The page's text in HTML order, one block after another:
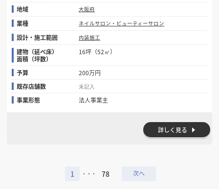
地域
大阪府
業種 ネイルサロン・ビューティーサロン
設計・施工範囲 内装施工
建物（延べ床）
面積（坪数）
16坪（52㎡）
予算
200万円
既存店舗数
未記入
事業形態 法人事業主
詳しく見る
1 ・・・ 78